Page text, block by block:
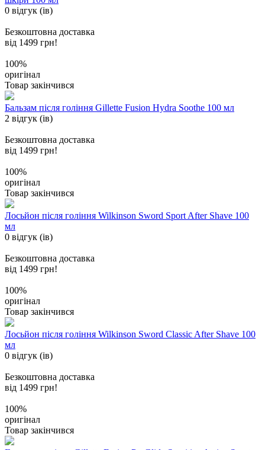
0 відгук (ів)
Безкоштовна доставка
від 1499 грн!
100%
оригінал
Товар закінчився
Бальзам після гоління Gillette Fusion Hydra Soothe 100 мл
2 відгук (ів)
Безкоштовна доставка
від 1499 грн!
100%
оригінал
Товар закінчився
Лосьйон після гоління Wilkinson Sword Sport After Shave 100
мл
0 відгук (ів)
Безкоштовна доставка
від 1499 грн!
100%
оригінал
Товар закінчився
Лосьйон після гоління Wilkinson Sword Classic After Shave 100
мл
0 відгук (ів)
Безкоштовна доставка
від 1499 грн!
100%
оригінал
Товар закінчився